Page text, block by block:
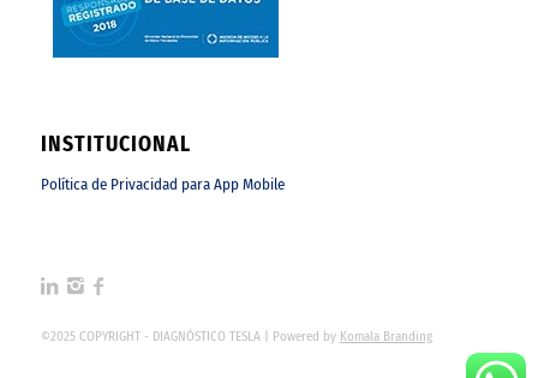
INSTITUCIONAL
Política de Privacidad para App Mobile
©2025 COPYRIGHT - DIAGNÓSTICO TESLA | Powered by Komala Branding